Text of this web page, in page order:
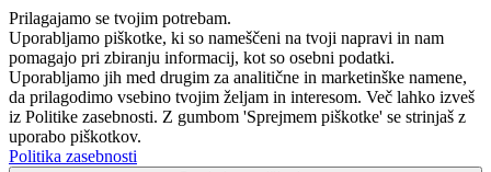
Prilagajamo se tvojim potrebam.
Uporabljamo piškotke, ki so nameščeni na tvoji napravi in ​​nam
pomagajo pri zbiranju informacij, kot so osebni podatki.
Uporabljamo jih med drugim za analitične in marketinške namene,
da prilagodimo vsebino tvojim željam in interesom. Več lahko izveš
iz Politike zasebnosti. Z gumbom 'Sprejmem piškotke' se strinjaš z
uporabo piškotkov.
Politika zasebnosti